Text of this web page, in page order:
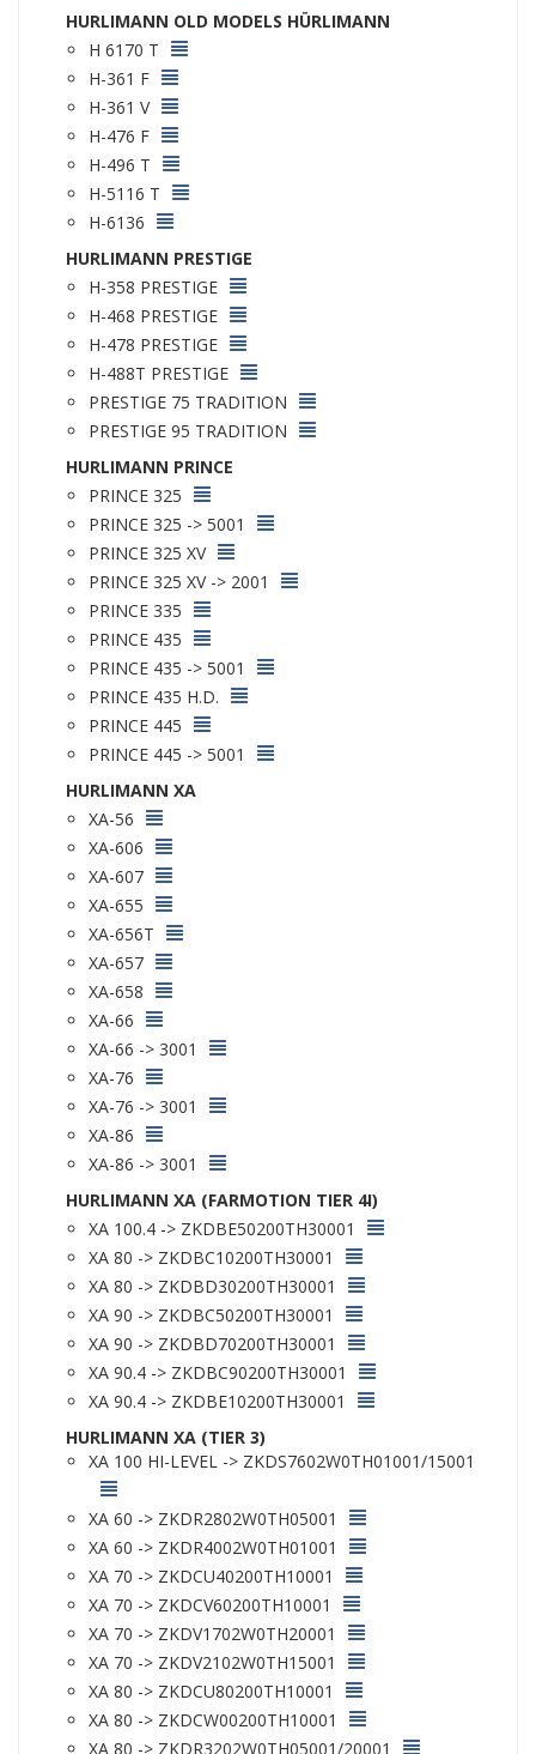
HURLIMANN OLD MODELS HÜRLIMANN
H 6170 T
H-361 F
H-361 V
H-476 F
H-496 T
H-5116 T
H-6136
HURLIMANN PRESTIGE
H-358 PRESTIGE
H-468 PRESTIGE
H-478 PRESTIGE
H-488T PRESTIGE
PRESTIGE 75 TRADITION
PRESTIGE 95 TRADITION
HURLIMANN PRINCE
PRINCE 325
PRINCE 325 -> 5001
PRINCE 325 XV
PRINCE 325 XV -> 2001
PRINCE 335
PRINCE 435
PRINCE 435 -> 5001
PRINCE 435 H.D.
PRINCE 445
PRINCE 445 -> 5001
HURLIMANN XA
XA-56
XA-606
XA-607
XA-655
XA-656T
XA-657
XA-658
XA-66
XA-66 -> 3001
XA-76
XA-76 -> 3001
XA-86
XA-86 -> 3001
HURLIMANN XA (FARMOTION TIER 4I)
XA 100.4 -> ZKDBE50200TH30001
XA 80 -> ZKDBC10200TH30001
XA 80 -> ZKDBD30200TH30001
XA 90 -> ZKDBC50200TH30001
XA 90 -> ZKDBD70200TH30001
XA 90.4 -> ZKDBC90200TH30001
XA 90.4 -> ZKDBE10200TH30001
HURLIMANN XA (TIER 3)
XA 100 HI-LEVEL -> ZKDS7602W0TH01001/15001
XA 60 -> ZKDR2802W0TH05001
XA 60 -> ZKDR4002W0TH01001
XA 70 -> ZKDCU40200TH10001
XA 70 -> ZKDCV60200TH10001
XA 70 -> ZKDV1702W0TH20001
XA 70 -> ZKDV2102W0TH15001
XA 80 -> ZKDCU80200TH10001
XA 80 -> ZKDCW00200TH10001
XA 80 -> ZKDR3202W0TH05001/20001